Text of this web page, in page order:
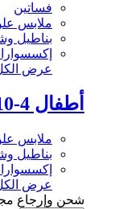
فساتين
ملابس
بناطيل
عرض
أطفال 4-10 سنوات
ملابس
بناطيل
عرض
شحن وإرجاع